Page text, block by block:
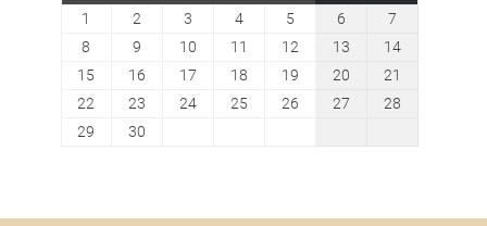
1
2 3 4 5 6
7
8
9 10 11 12 13
14
15
16 17 18 19 20
21
22
23 24 25 26 27
28
29
30